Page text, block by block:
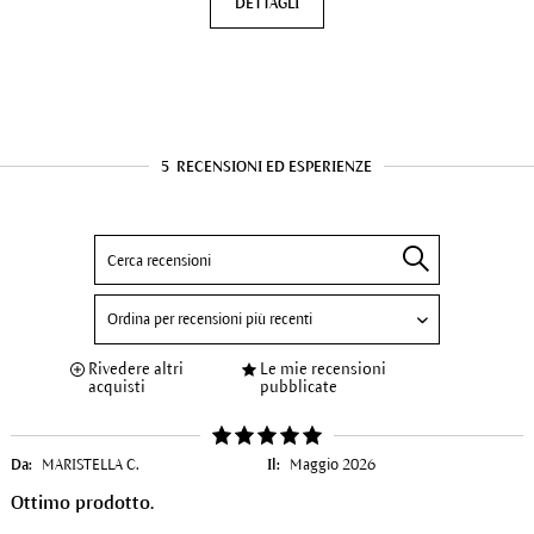
DETTAGLI
5 RECENSIONI ED ESPERIENZE
Rivedere altri
acquisti
Le mie recensioni
pubblicate
Da: MARISTELLA C. Il: Maggio 2026
Ottimo prodotto.